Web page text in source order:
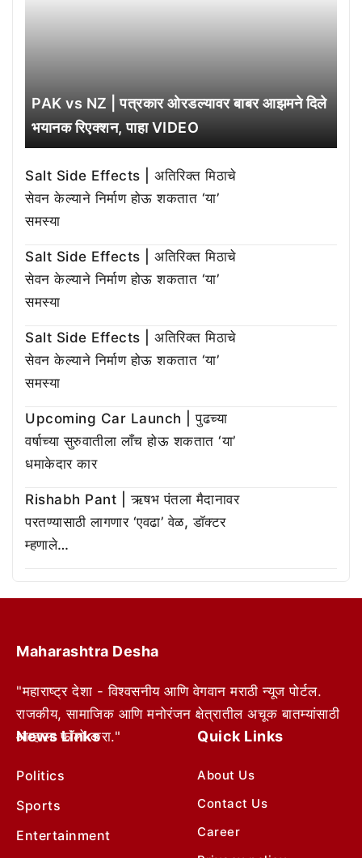
PAK vs NZ | पत्रकार ओरडल्यावर बाबर आझमने दिले
भयानक रिएक्शन, पाहा VIDEO
Salt Side Effects | अतिरिक्त मिठाचे
सेवन केल्याने निर्माण होऊ शकतात ‘या’
समस्या
Salt Side Effects | अतिरिक्त मिठाचे
सेवन केल्याने निर्माण होऊ शकतात ‘या’
समस्या
Salt Side Effects | अतिरिक्त मिठाचे
सेवन केल्याने निर्माण होऊ शकतात ‘या’
समस्या
Upcoming Car Launch | पुढच्या
वर्षाच्या सुरुवातीला लाँच होऊ शकतात ‘या’
धमाकेदार कार
Rishabh Pant | ऋषभ पंतला मैदानावर
परतण्यासाठी लागणार ‘एवढा’ वेळ, डॉक्टर
म्हणाले…
Maharashtra Desha
"महाराष्ट्र देशा - विश्वसनीय आणि वेगवान मराठी न्यूज पोर्टल.
राजकीय, सामाजिक आणि मनोरंजन क्षेत्रातील अचूक बातम्यांसाठी
आम्हाला फॉलो करा."
News Links
Politics
Sports
Entertainment
Quick Links
About Us
Contact Us
Career